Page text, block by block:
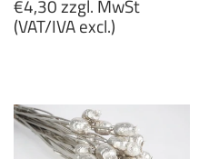
price
€4,30 zzgl. MwSt
(VAT/IVA excl.)
MwSt
(VAT/IVA
excl.)